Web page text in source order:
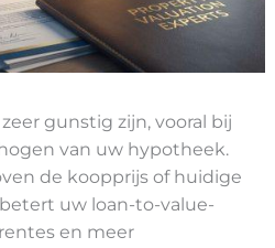
gunstig zijn, vooral bij
van uw hypotheek.
de koopprijs of huidige
uw loan-to-value-
en meer